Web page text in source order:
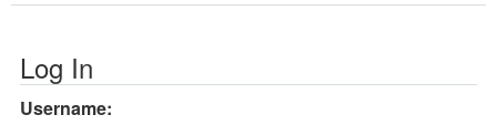
Log In
Username: